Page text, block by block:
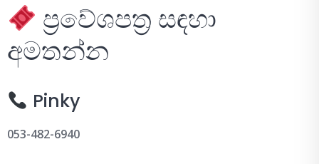
ප්‍රවේශපත්‍ර සඳහා
අමතන්න
Pinky
053-482-6940